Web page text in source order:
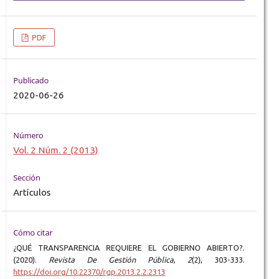
PDF
Publicado
2020-06-26
Número
Vol. 2 Núm. 2 (2013)
Sección
Artículos
Cómo citar
¿QUÉ TRANSPARENCIA REQUIERE EL GOBIERNO ABIERTO?.
(2020). Revista De Gestión Pública, 2(2), 303-333.
https://doi.org/10.22370/rgp.2013.2.2.2313